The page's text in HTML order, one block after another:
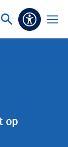
Vraag
Open
op